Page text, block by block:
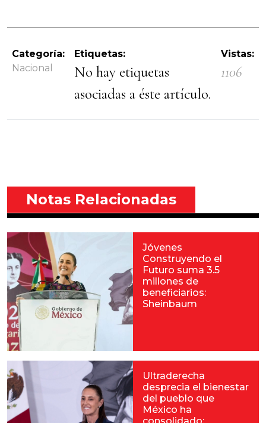
Categoría:
Nacional
Etiquetas:
No hay etiquetas
asociadas a éste artículo.
Vistas:
1106
Notas Relacionadas
Jóvenes
Construyendo el
Futuro suma 3.5
millones de
beneficiarios:
Sheinbaum
Ultraderecha
desprecia el bienestar
del pueblo que
México ha